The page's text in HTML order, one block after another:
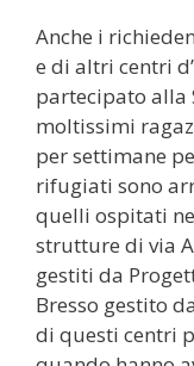
Anche i
e di altri centri
partecipato alla
moltissimi
per settimane
rifugiati sono
quelli ospitati
strutture di via
gestiti da
Bresso gestito
di questi centri